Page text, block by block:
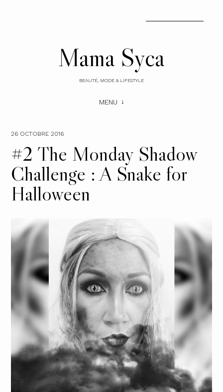
Mama Syca
BEAUTÉ, MODE & LIFESTYLE
MENU
26 OCTOBRE 2016
#2 The Monday Shadow
Challenge : A Snake for
Halloween